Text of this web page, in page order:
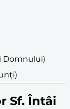
Domnului)
Sf. Întâi